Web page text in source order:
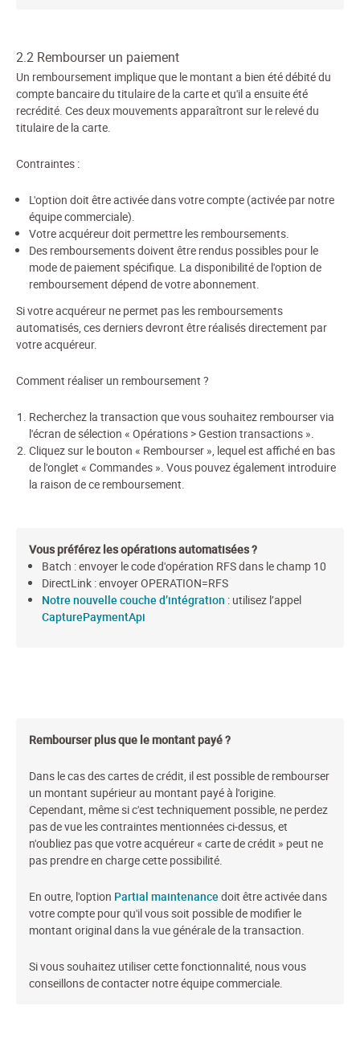
2.2 Rembourser un paiement
Un remboursement implique que le montant a bien été débité du
compte bancaire du titulaire de la carte et qu'il a ensuite été
recrédité. Ces deux mouvements apparaîtront sur le relevé du
titulaire de la carte.
Contraintes :
L'option doit être activée dans votre compte (activée par notre
équipe commerciale).
Votre acquéreur doit permettre les remboursements.
Des remboursements doivent être rendus possibles pour le
mode de paiement spécifique. La disponibilité de l'option de
remboursement dépend de votre abonnement.
Si votre acquéreur ne permet pas les remboursements
automatisés, ces derniers devront être réalisés directement par
votre acquéreur.
Comment réaliser un remboursement ?
Recherchez la transaction que vous souhaitez rembourser via
l'écran de sélection « Opérations > Gestion transactions ».
Cliquez sur le bouton « Rembourser », lequel est affiché en bas
de l'onglet « Commandes ». Vous pouvez également introduire
la raison de ce remboursement.
Vous préférez les opérations automatisées ?
Batch : envoyer le code d'opération RFS dans le champ 10
DirectLink : envoyer OPERATION=RFS
Notre nouvelle couche d’intégration : utilisez l’appel
CapturePaymentApi
Rembourser plus que le montant payé ?
Dans le cas des cartes de crédit, il est possible de rembourser
un montant supérieur au montant payé à l'origine.
Cependant, même si c'est techniquement possible, ne perdez
pas de vue les contraintes mentionnées ci-dessus, et
n'oubliez pas que votre acquéreur « carte de crédit » peut ne
pas prendre en charge cette possibilité.
En outre, l'option Partial maintenance doit être activée dans
votre compte pour qu'il vous soit possible de modifier le
montant original dans la vue générale de la transaction.
Si vous souhaitez utiliser cette fonctionnalité, nous vous
conseillons de contacter notre équipe commerciale.